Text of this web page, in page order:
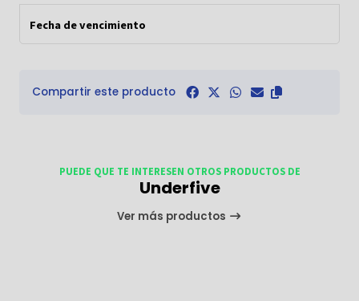
Fecha de vencimiento
Compartir este producto
PUEDE QUE TE INTERESEN OTROS PRODUCTOS DE
Underfive
Ver más productos